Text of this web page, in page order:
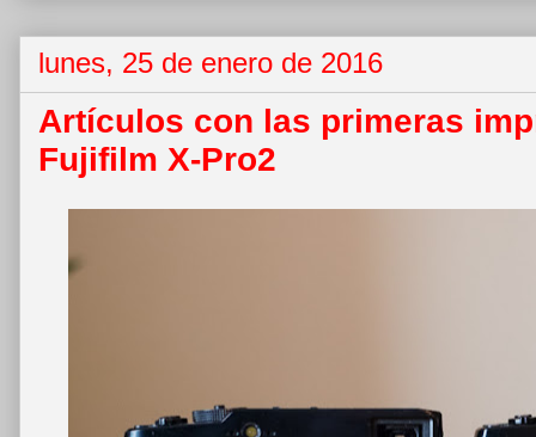
lunes, 25 de enero de 2016
Artículos con las primeras
Fujifilm X-Pro2